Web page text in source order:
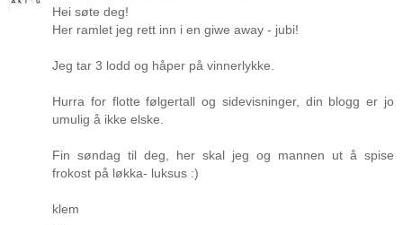
Hei søte deg!
Her ramlet jeg rett inn i en giwe away - jubi!
Jeg tar 3 lodd og håper på vinnerlykke.
Hurra for flotte følgertall og sidevisninger, din blogg er jo
umulig å ikke elske.
Fin søndag til deg, her skal jeg og mannen ut å spise
frokost på løkka- luksus :)
klem